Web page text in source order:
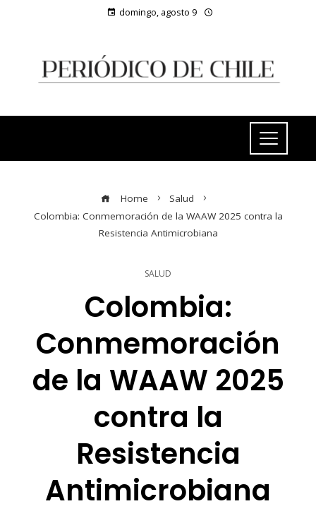
domingo, agosto 9
Home
Salud
Colombia: Conmemoración de la WAAW 2025 contra la
Resistencia Antimicrobiana
SALUD
Colombia:
Conmemoración
de la WAAW 2025
contra la
Resistencia
Antimicrobiana